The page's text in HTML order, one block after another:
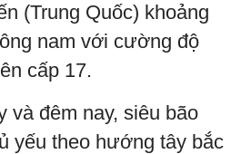
(Trung Quốc) khoảng
nam với cường độ
cấp 17.
và đêm nay, siêu bão
yếu theo hướng tây bắc